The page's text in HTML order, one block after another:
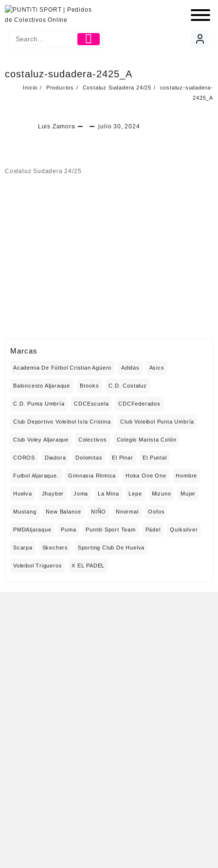
costaluz-sudadera-2425_A
Inicio Productos Costaluz Sudadera 24/25
costaluz-sudadera-
2425_A
Luis Zamora julio 30, 2024
Costaluz Sudadera 24/25
Marcas
Academia De Fútbol Cristian Agüero Adidas Asics
Baloncesto Aljaraque Brooks C.D. Costaluz
C.D. Punta Umbría CDCEscuela CDCFederados
Club Deportivo Voleibol Isla Cristina Club Voleibol Punta Umbría
Club Voley Aljaraque Colectivos Colegio Marista Colón
COROS Diadora Dolomitas El Pinar El Puntal
Futbol Aljaraque. Gimnasia Ritmica Hoka One One Hombre
Huelva Jhayber Joma La Mina Lepe Mizuno Mujer
Mustang New Balance NIÑO Nnormal Oofos
PMDAljaraque Puma Puntiti Sport Team Pádel Quiksilver
Scarpa Skechers Sporting Club De Huelva
Voleibol Trigueros X EL PADEL